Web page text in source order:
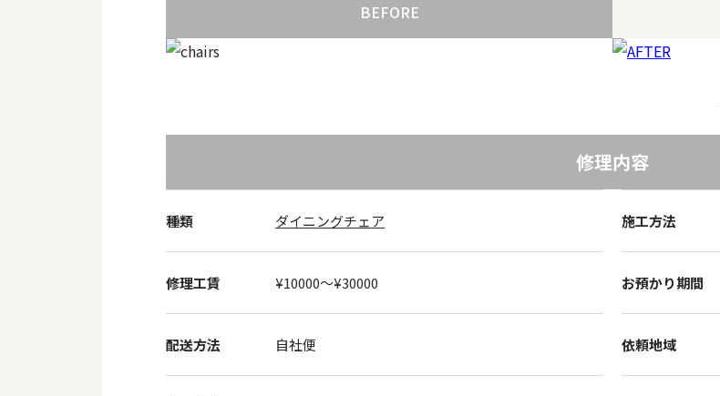
BEFORE
修理内容
種類 ダイニングチェア 施工方法
修理工賃 ¥10000〜¥30000 お預かり期間
配送方法 自社便 依頼地域